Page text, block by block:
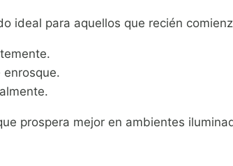
ideal para aquellos que recién
prospera mejor en ambientes